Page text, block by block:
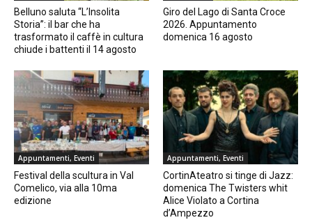
Belluno saluta “L’Insolita
Storia”: il bar che ha
trasformato il caffè in cultura
chiude i battenti il 14 agosto
Giro del Lago di Santa Croce
2026. Appuntamento
domenica 16 agosto
Appuntamenti, Eventi
Festival della scultura in Val
Comelico, via alla 10ma
edizione
Appuntamenti, Eventi
CortinAteatro si tinge di Jazz:
domenica The Twisters whit
Alice Violato a Cortina
d’Ampezzo